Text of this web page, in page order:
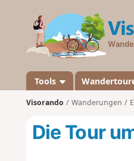
Tools
Visorando Wanderungen
Die Tour